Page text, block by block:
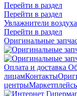
Перейти в раздел
Перейти в раздел
Увлажнители воздуха
Перейти в раздел
Оригинальные
Оплата и доставка
лицамКонтакты
центры